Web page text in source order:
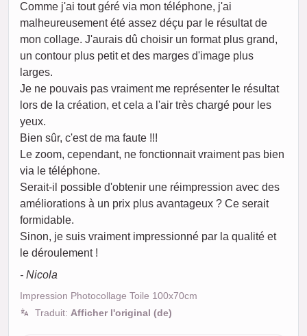
Comme j'ai tout géré via mon téléphone, j'ai
malheureusement été assez déçu par le résultat de
mon collage. J'aurais dû choisir un format plus grand,
un contour plus petit et des marges d'image plus
larges.
Je ne pouvais pas vraiment me représenter le résultat
lors de la création, et cela a l'air très chargé pour les
yeux.
Bien sûr, c'est de ma faute !!!
Le zoom, cependant, ne fonctionnait vraiment pas bien
via le téléphone.
Serait-il possible d'obtenir une réimpression avec des
améliorations à un prix plus avantageux ? Ce serait
formidable.
Sinon, je suis vraiment impressionné par la qualité et
le déroulement !
- Nicola
Impression Photocollage Toile 100x70cm
Traduit: Afficher l'original (de)